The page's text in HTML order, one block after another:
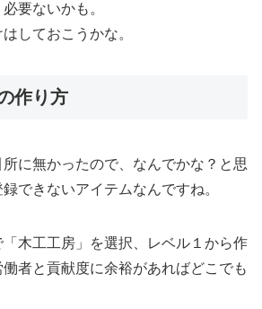
要ないかも。
しておこうかな。
作り方
に無かったので、なんでかな？と思
できないアイテムなんですね。
木工工房」を選択、レベル１から作
者と貢献度に余裕があればどこでも